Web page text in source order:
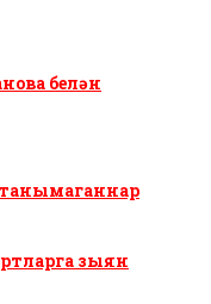
белән
зыян